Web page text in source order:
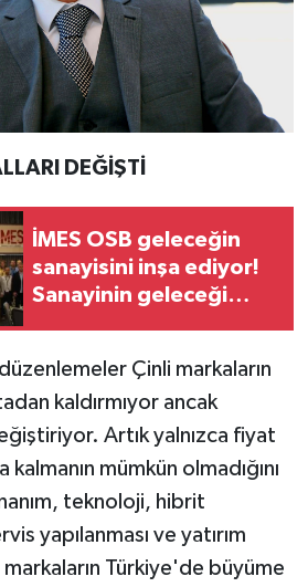
DEĞİŞTİ
İMES OSB geleceğin
sanayisini inşa ediyor!
Sanayinin geleceği
Çinli markaların
kaldırmıyor ancak
Artık yalnızca fiyat
mümkün olmadığını
teknoloji, hibrit
yapılanması ve yatırım
Türkiye'de büyüme